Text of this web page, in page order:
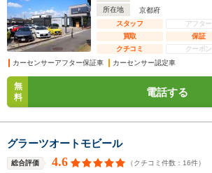
所在地
京都府
スタッフ
アフター
買取
保証
クチコミ
クーポン
カーセンサーアフター保証車
カーセンサー認定車
無
料
電話する
グラーツオートモビール
総合評価 4.6 （クチコミ件数： 16件）